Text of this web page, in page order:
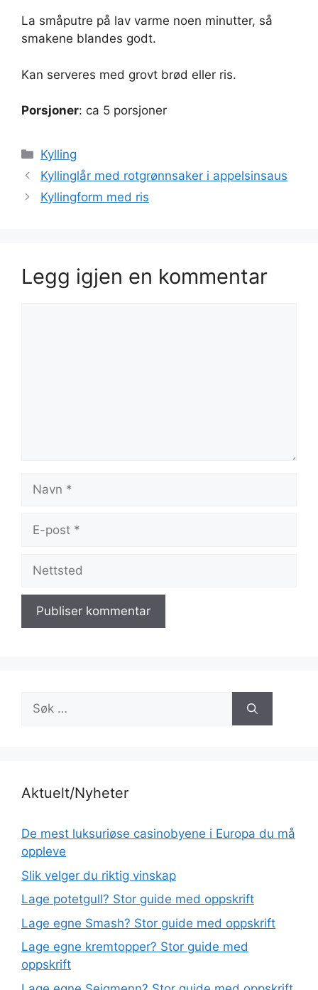
La småputre på lav varme noen minutter, så
smakene blandes godt.
Kan serveres med grovt brød eller ris.
Porsjoner: ca 5 porsjoner
Kategorier
Kylling
Kyllinglår med rotgrønnsaker i appelsinsaus
Kyllingform med ris
Legg igjen en kommentar
Navn
Nettsted
Søk
etter:
Aktuelt/Nyheter
De mest luksuriøse casinobyene i Europa du må
oppleve
Slik velger du riktig vinskap
Lage potetgull? Stor guide med oppskrift
Lage egne Smash? Stor guide med oppskrift
Lage egne kremtopper? Stor guide med
oppskrift